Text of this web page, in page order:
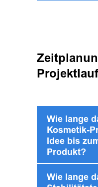
Wie lange
Kosmetik-
Idee bis
Produkt?
Wie lange